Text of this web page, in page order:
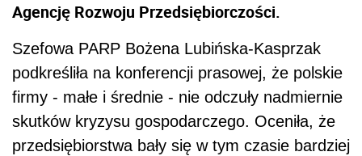
Agencję Rozwoju Przedsiębiorczości.
Szefowa PARP Bożena Lubińska-Kasprzak
podkreśliła na konferencji prasowej, że polskie
firmy - małe i średnie - nie odczuły nadmiernie
skutków kryzysu gospodarczego. Oceniła, że
przedsiębiorstwa bały się w tym czasie bardziej